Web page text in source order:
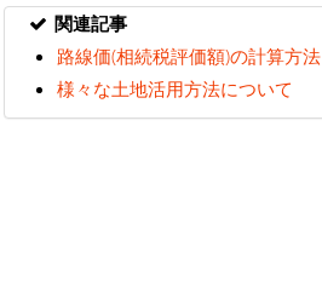
関連記事
路線価(相続税評価額)の計算方法
様々な土地活用方法について